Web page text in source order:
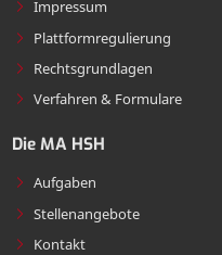
Impressum
Plattformregulierung
Rechtsgrundlagen
Verfahren & Formulare
Die MA HSH
Aufgaben
Stellenangebote
Kontakt